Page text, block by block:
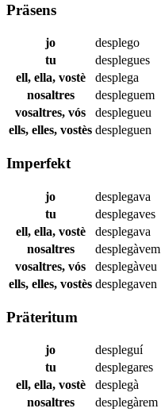
Präsens
jo
desplego
tu
desplegues
ell, ella, vostè
desplega
nosaltres
despleguem
vosaltres, vós
desplegueu
ells, elles, vostès despleguen
Imperfekt
jo
desplegava
tu
desplegaves
ell, ella, vostè
desplegava
nosaltres
desplegàvem
vosaltres, vós
desplegàveu
ells, elles, vostès desplegaven
Präteritum
jo
despleguí
tu
desplegares
ell, ella, vostè
desplegà
nosaltres
desplegàrem